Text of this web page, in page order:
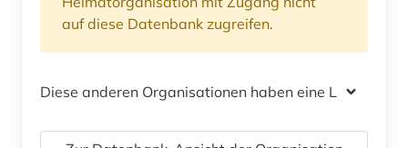
auf diese Datenbank zugreifen.
Diese anderen Organisationen haben eine Lizenz